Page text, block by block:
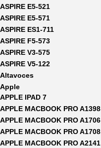
ASPIRE E5-521
ASPIRE E5-571
ASPIRE ES1-711
ASPIRE F5-573
ASPIRE V3-575
ASPIRE V5-122
Altavoces
Apple
APPLE IPAD 7
APPLE MACBOOK PRO A1398
APPLE MACBOOK PRO A1706
APPLE MACBOOK PRO A1708
APPLE MACBOOK PRO A2141